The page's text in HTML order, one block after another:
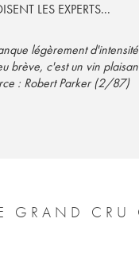
LES EXPERTS...
légèrement
brève, c'est un vin
: Robert Parker (2/87)
CRU